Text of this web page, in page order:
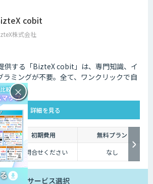
cobit
株式会社
供する「BizteX cobit」は、専門知識、イ
ラミングが不要。全て、ワンクリックで自
詳細を見る
初期費用
無料プラン
お問合せください なし
サービス選択
×